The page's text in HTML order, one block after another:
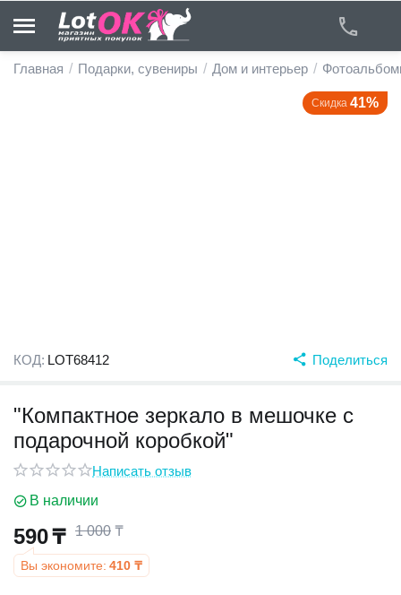
Главная / Подарки, сувениры / Дом и интерьер /
Скидка 41%
КОД: LOT68412 Поделиться
"Компактное зеркало в мешочке с
подарочной коробкой"
Написать отзыв
В наличии
590₸ 1 000 ₸
Вы экономите: 410 ₸